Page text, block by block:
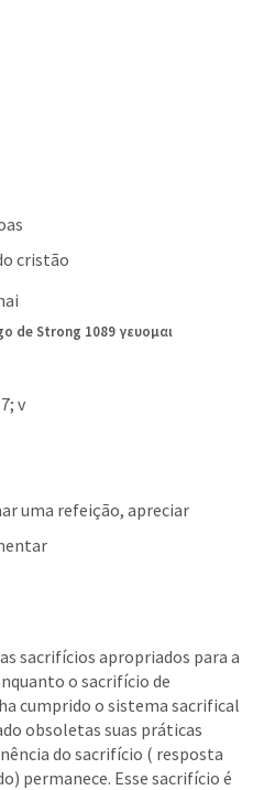
cristão
de Strong 1089 γευομαι
v
uma refeição, apreciar
sacrifícios apropriados para a
o sacrifício de
cumprido o sistema sacrifical
obsoletas suas práticas
do sacrifício ( resposta
permanece. Esse sacrifício é